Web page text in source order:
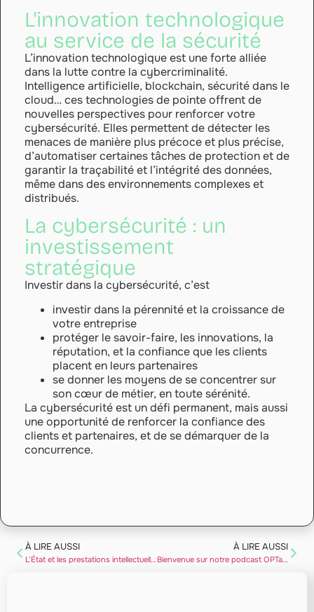
L'innovation technologique
au service de la sécurité
L’innovation technologique est une forte alliée
dans la lutte contre la cybercriminalité.
Intelligence artificielle, blockchain, sécurité dans le
cloud… ces technologies de pointe offrent de
nouvelles perspectives pour renforcer votre
cybersécurité. Elles permettent de détecter les
menaces de manière plus précoce et plus précise,
d’automatiser certaines tâches de protection et de
garantir la traçabilité et l’intégrité des données,
même dans des environnements complexes et
distribués.
La cybersécurité : un
investissement
stratégique
Investir dans la cybersécurité, c’est
investir dans la pérennité et la croissance de
votre entreprise
protéger le savoir-faire, les innovations, la
réputation, et la confiance que les clients
placent en leurs partenaires
se donner les moyens de se concentrer sur
son cœur de métier, en toute sérénité.
La cybersécurité est un défi permanent, mais aussi
une opportunité de renforcer la confiance des
clients et partenaires, et de se démarquer de la
concurrence.
À LIRE AUSSI
L’État et les prestations intellectuelles
À LIRE AUSSI
Bienvenue sur notre podcast OPTalk ! IT & RH : transformations digitales et enjeux de cybersécurité